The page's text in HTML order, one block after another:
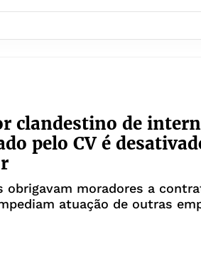
clandestino de
pelo CV é
obrigavam moradores a
atuação de outras